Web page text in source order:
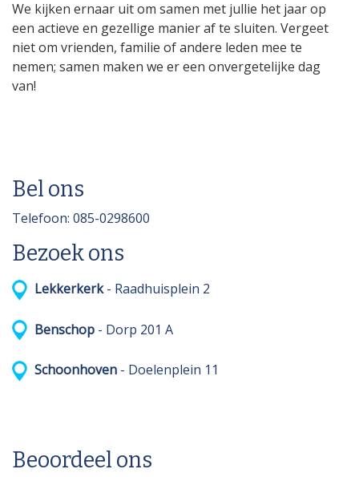
We kijken ernaar uit om samen met jullie het jaar op
een actieve en gezellige manier af te sluiten. Vergeet
niet om vrienden, familie of andere leden mee te
nemen; samen maken we er een onvergetelijke dag
van!
Bel ons
Telefoon: 085-0298600
Bezoek ons
Lekkerkerk- Raadhuisplein 2
Benschop - Dorp 201 A
Schoonhoven - Doelenplein 11
Beoordeel ons